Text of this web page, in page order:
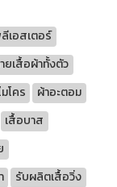
ลีเอสเตอร์
เสื้อผ้าทั้งตัว
โคร
ผ้าอะตอม
เสื้อบาส
รับผลิตเสื้อวิ่ง